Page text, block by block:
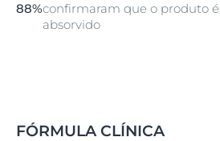
88%confirmaram que o produto
absorvido
FÓRMULA CLÍNICA